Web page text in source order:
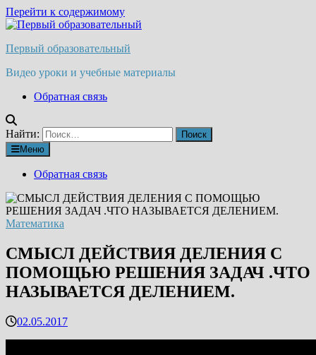
Перейти к содержимому
Первый образовательный
Видео уроки и учебные материалы
Обратная связь
Найти:
Меню
Обратная связь
Математика
СМЫСЛ ДЕЙСТВИЯ ДЕЛЕНИЯ С
ПОМОЩЬЮ РЕШЕНИЯ ЗАДАЧ .ЧТО
НАЗЫВАЕТСЯ ДЕЛЕНИЕМ.
02.05.2017